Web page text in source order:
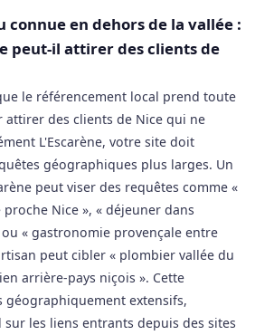
connue en dehors de la vallée :
peut-il attirer des clients de
le référencement local prend toute
des clients de Nice qui ne
L'Escarène, votre site doit
géographiques plus larges. Un
peut viser des requêtes comme «
Nice », « déjeuner dans
« gastronomie provençale entre
peut cibler « plombier vallée du
arrière-pays niçois ». Cette
géographiquement extensifs,
les liens entrants depuis des sites